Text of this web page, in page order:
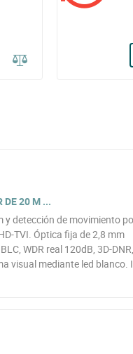
DE 20 M ...
y detección de movimiento
TVI. Óptica fija de 2,8 mm
WDR real 120dB, 3D-DNR,
visual mediante led blanco.